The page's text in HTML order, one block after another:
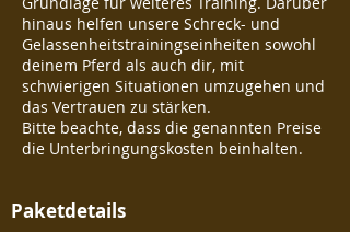
hinaus helfen unsere Schreck- und
Gelassenheitstrainingseinheiten sowohl
deinem Pferd als auch dir, mit
schwierigen Situationen umzugehen und
das Vertrauen zu stärken.
Bitte beachte, dass die genannten Preise
die Unterbringungskosten beinhalten.
Paketdetails